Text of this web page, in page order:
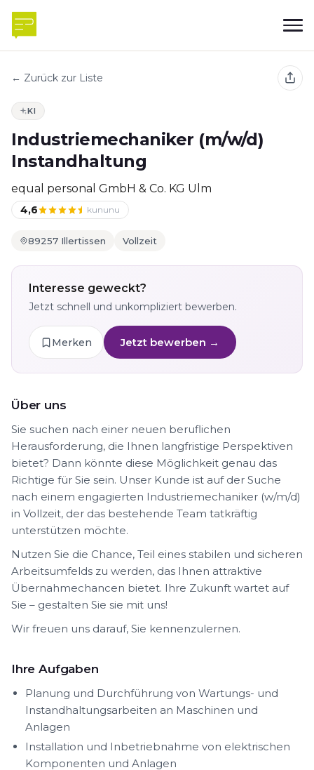
← Zurück zur Liste
KI
Industriemechaniker (m/w/d)
Instandhaltung
equal personal GmbH & Co. KG Ulm
4,6 kununu
89257 Illertissen Vollzeit
Interesse geweckt?
Jetzt schnell und unkompliziert bewerben.
Merken Jetzt bewerben →
Über uns
Sie suchen nach einer neuen beruflichen
Herausforderung, die Ihnen langfristige Perspektiven
bietet? Dann könnte diese Möglichkeit genau das
Richtige für Sie sein. Unser Kunde ist auf der Suche
nach einem engagierten Industriemechaniker (w/m/d)
in Vollzeit, der das bestehende Team tatkräftig
unterstützen möchte.
Nutzen Sie die Chance, Teil eines stabilen und sicheren
Arbeitsumfelds zu werden, das Ihnen attraktive
Übernahmechancen bietet. Ihre Zukunft wartet auf
Sie – gestalten Sie sie mit uns!
Wir freuen uns darauf, Sie kennenzulernen.
Ihre Aufgaben
Planung und Durchführung von Wartungs- und
Instandhaltungsarbeiten an Maschinen und
Anlagen
Installation und Inbetriebnahme von elektrischen
Komponenten und Anlagen